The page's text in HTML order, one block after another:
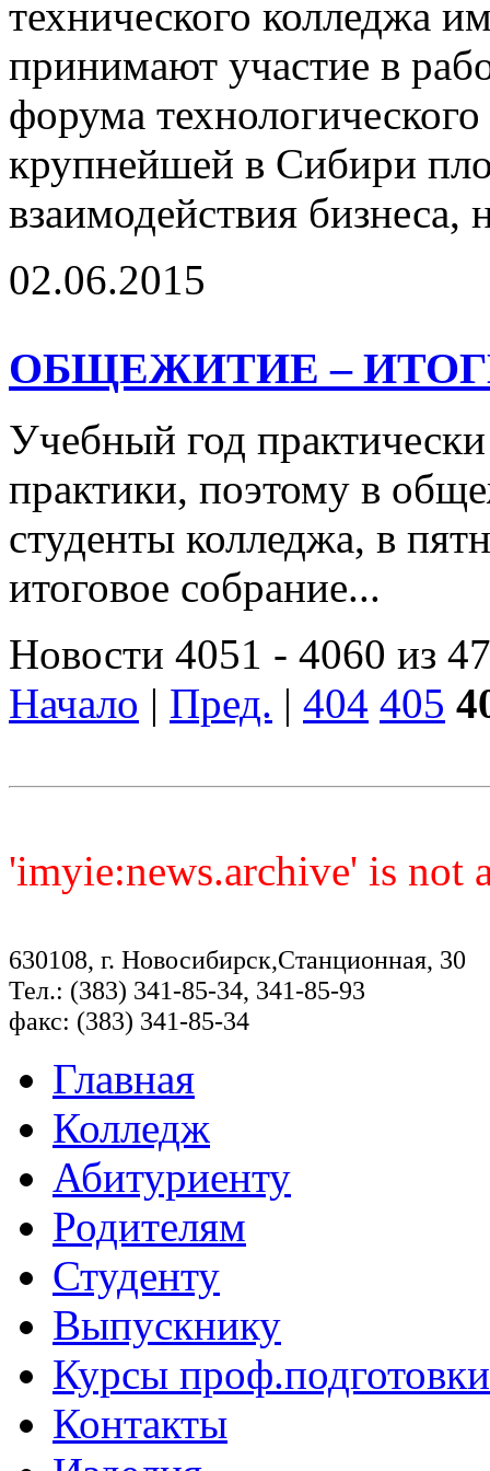
технического колледжа
принимают участие в
форума
крупнейшей в Сибири
взаимодействия бизнеса,
02.06.2015
ОБЩЕЖИТИЕ –
Учебный год
практики, поэтому в
студенты колледжа, в
итоговое собрание...
Новости 4051 - 4060 из
Начало | Пред. | 404 405
'imyie:news.archive' is not
630108, г. Новосибирск,Станционная, 30
Тел.: (383) 341-85-34, 341-85-93
факс: (383) 341-85-34
Главная
Колледж
Абитуриенту
Родителям
Студенту
Выпускнику
Курсы проф.подготовки
Контакты